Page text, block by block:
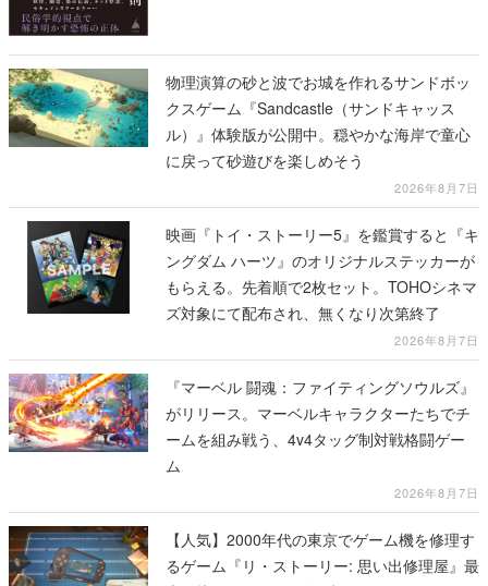
物理演算の砂と波でお城を作れるサンドボッ
クスゲーム『Sandcastle（サンドキャッス
ル）』体験版が公開中。穏やかな海岸で童心
に戻って砂遊びを楽しめそう
2026年8月7日
映画『トイ・ストーリー5』を鑑賞すると『キ
ングダム ハーツ』のオリジナルステッカーが
もらえる。先着順で2枚セット。TOHOシネマ
ズ対象にて配布され、無くなり次第終了
2026年8月7日
『マーベル 闘魂：ファイティングソウルズ』
がリリース。マーベルキャラクターたちでチ
ームを組み戦う、4v4タッグ制対戦格闘ゲー
ム
2026年8月7日
【人気】2000年代の東京でゲーム機を修理す
るゲーム『リ・ストーリー: 思い出修理屋』最